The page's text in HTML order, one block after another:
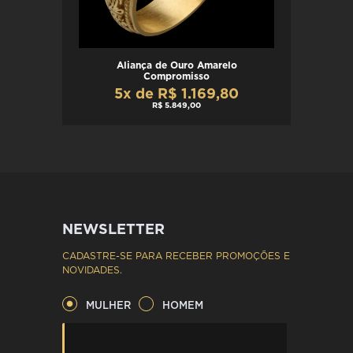
Aliança de Ouro Amarelo
Compromisso
5x de R$ 1.169,80
R$ 5.849,00
NEWSLETTER
CADASTRE-SE PARA RECEBER PROMOÇÕES E
NOVIDADES.
MULHER HOMEM